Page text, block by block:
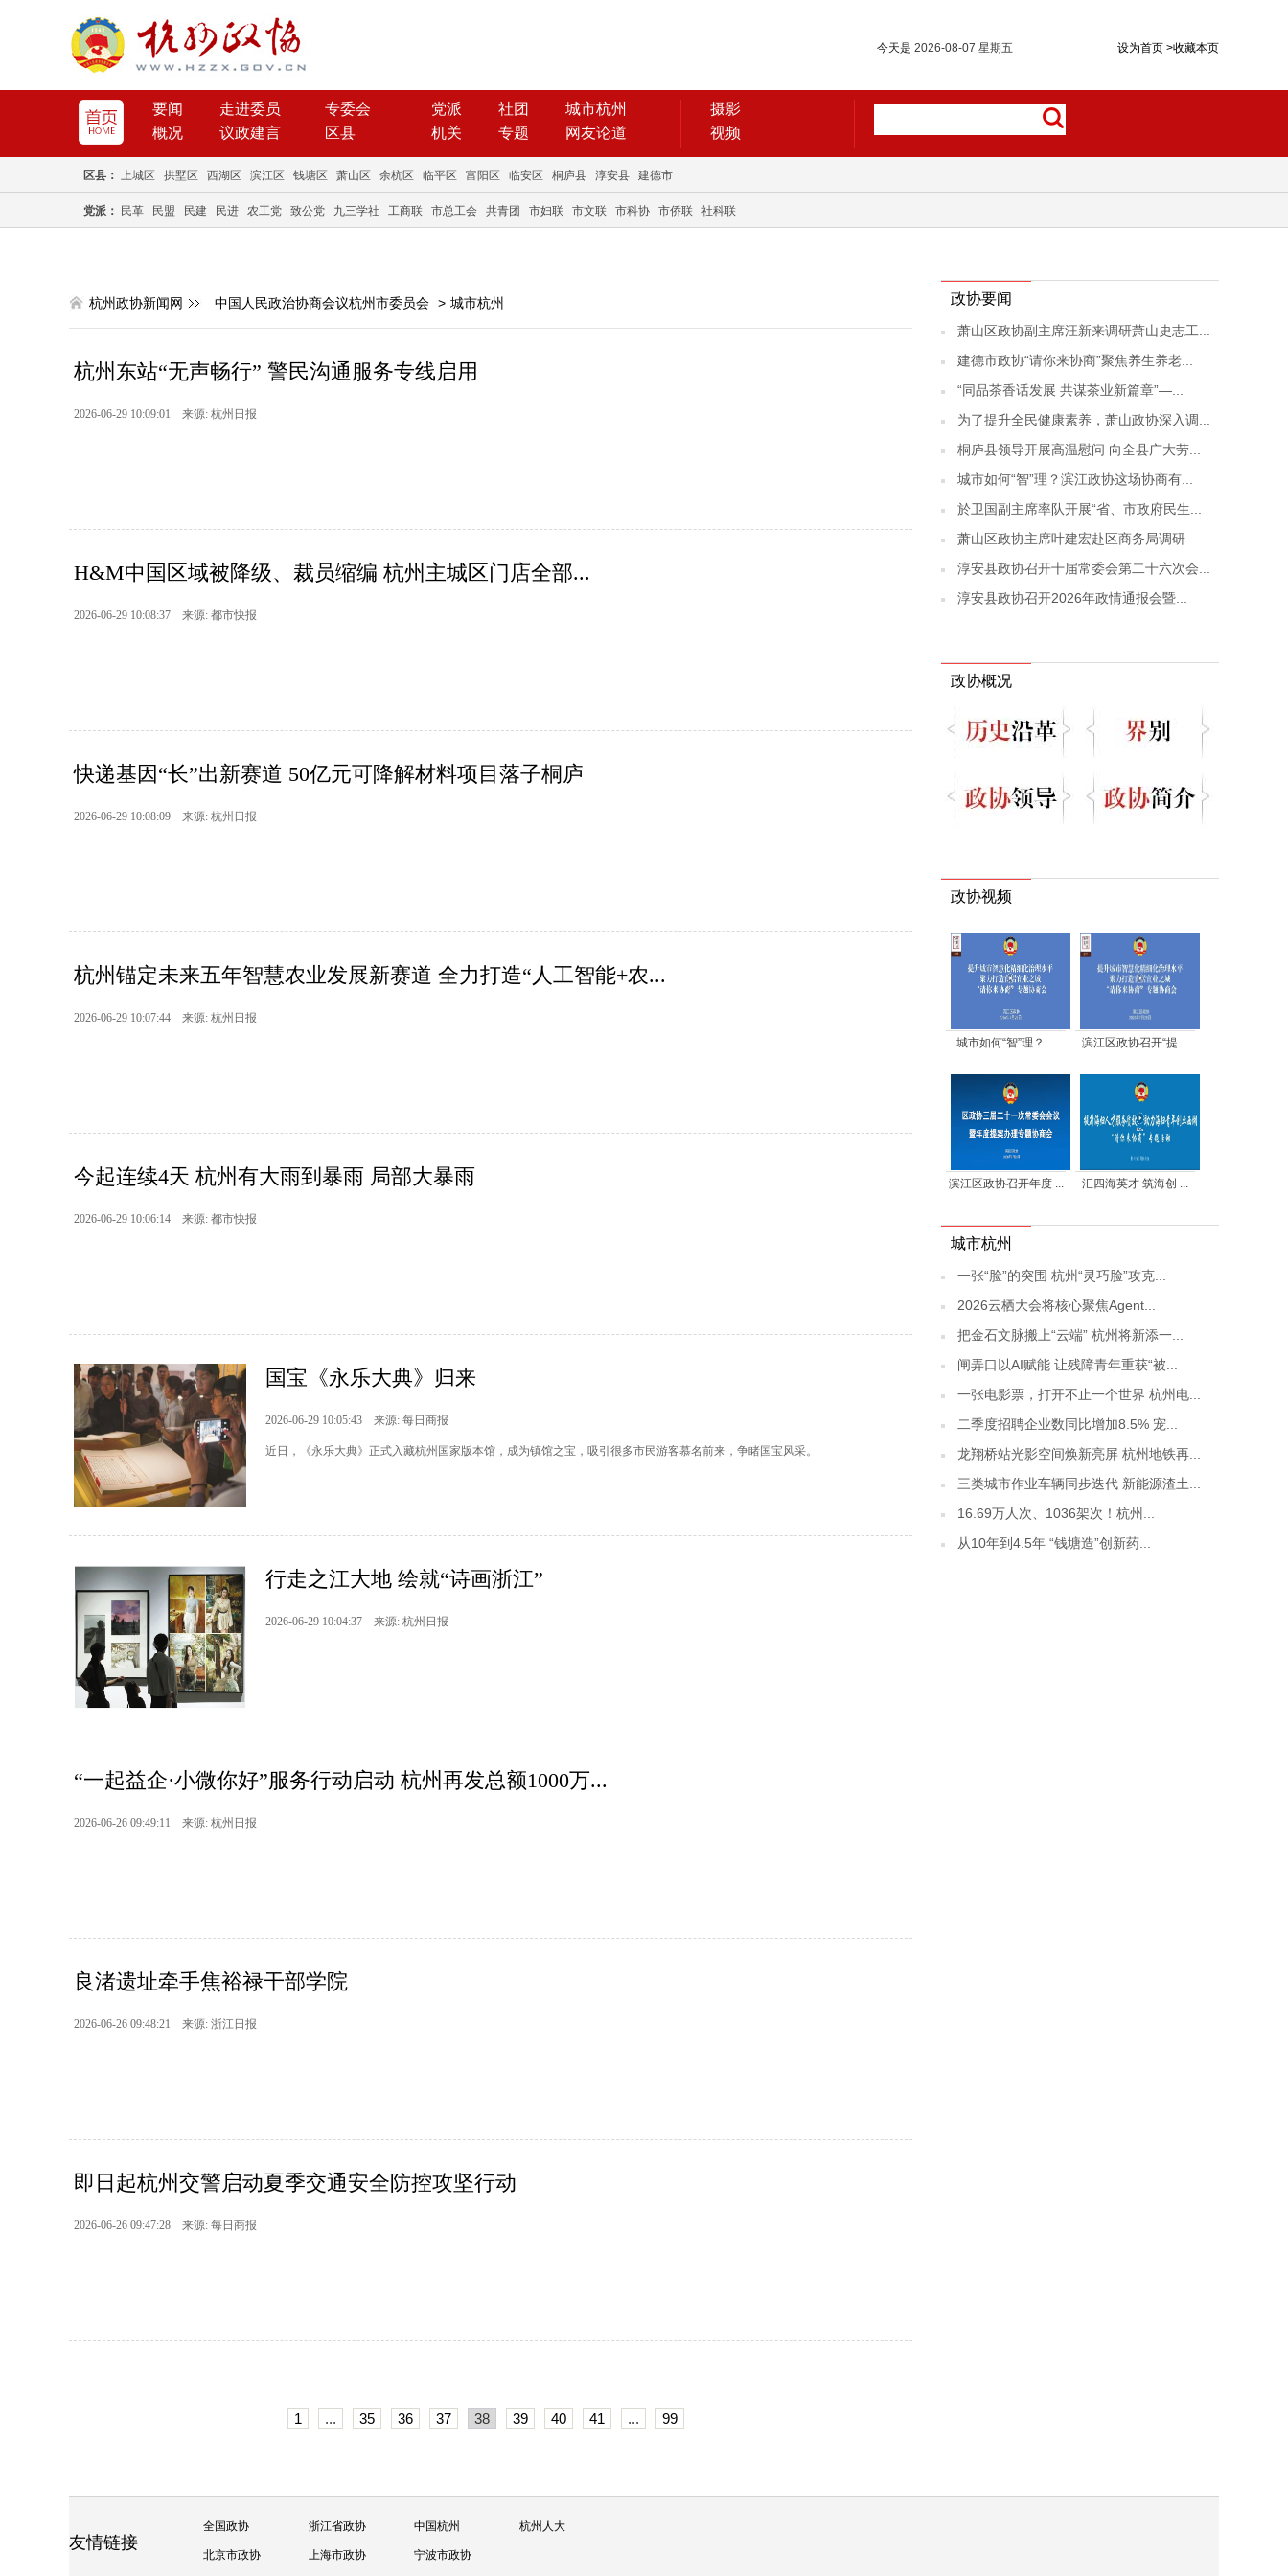
设为首页 >收藏本页
今天是 2026-08-07 星期五
要闻 走进委员
专委会
概况
议政建言 区县
党派 社团
城市杭州
机关
专题 网友论道
摄影
视频
区县： 上城区 拱墅区 西湖区 滨江区 钱塘区 萧山区 余杭区 临平区 富阳区 临安区 桐庐县 淳安县 建德市
党派： 民革 民盟 民建 民进 农工党 致公党 九三学社 工商联 市总工会 共青团 市妇联 市文联 市科协 市侨联 社科联
杭州政协新闻网 中国人民政治协商会议杭州市委员会 > 城市杭州
杭州东站“无声畅行” 警民沟通服务专线启用
2026-06-29 10:09:01 来源: 杭州日报
H&M中国区域被降级、裁员缩编 杭州主城区门店全部...
2026-06-29 10:08:37 来源: 都市快报
快递基因“长”出新赛道 50亿元可降解材料项目落子桐庐
2026-06-29 10:08:09 来源: 杭州日报
杭州锚定未来五年智慧农业发展新赛道 全力打造“人工智能+农...
2026-06-29 10:07:44 来源: 杭州日报
今起连续4天 杭州有大雨到暴雨 局部大暴雨
2026-06-29 10:06:14 来源: 都市快报
国宝《永乐大典》归来
2026-06-29 10:05:43 来源: 每日商报
近日，《永乐大典》正式入藏杭州国家版本馆，成为镇馆之宝，吸引很多市民游客慕名前来，争睹国宝风采。
行走之江大地 绘就“诗画浙江”
2026-06-29 10:04:37 来源: 杭州日报
“一起益企·小微你好”服务行动启动 杭州再发总额1000万...
2026-06-26 09:49:11 来源: 杭州日报
良渚遗址牵手焦裕禄干部学院
2026-06-26 09:48:21 来源: 浙江日报
即日起杭州交警启动夏季交通安全防控攻坚行动
2026-06-26 09:47:28 来源: 每日商报
1 ... 35 36 37 38 39 40 41 ... 99
政协要闻
萧山区政协副主席汪新来调研萧山史志工...
建德市政协“请你来协商”聚焦养生养老...
“同品茶香话发展 共谋茶业新篇章”—...
为了提升全民健康素养，萧山政协深入调...
桐庐县领导开展高温慰问 向全县广大劳...
城市如何“智”理？滨江政协这场协商有...
於卫国副主席率队开展“省、市政府民生...
萧山区政协主席叶建宏赴区商务局调研
淳安县政协召开十届常委会第二十六次会...
淳安县政协召开2026年政情通报会暨...
政协概况
政协视频
城市如何“智”理？ ... 滨江区政协召开“提 ...
滨江区政协召开年度 ... 汇四海英才 筑海创 ...
城市杭州
一张“脸”的突围 杭州“灵巧脸”攻克...
2026云栖大会将核心聚焦Agent...
把金石文脉搬上“云端” 杭州将新添一...
闸弄口以AI赋能 让残障青年重获“被...
一张电影票，打开不止一个世界 杭州电...
二季度招聘企业数同比增加8.5% 宠...
龙翔桥站光影空间焕新亮屏 杭州地铁再...
三类城市作业车辆同步迭代 新能源渣土...
16.69万人次、1036架次！杭州...
从10年到4.5年 “钱塘造”创新药...
友情链接
全国政协 浙江省政协 中国杭州 杭州人大
北京市政协 上海市政协 宁波市政协